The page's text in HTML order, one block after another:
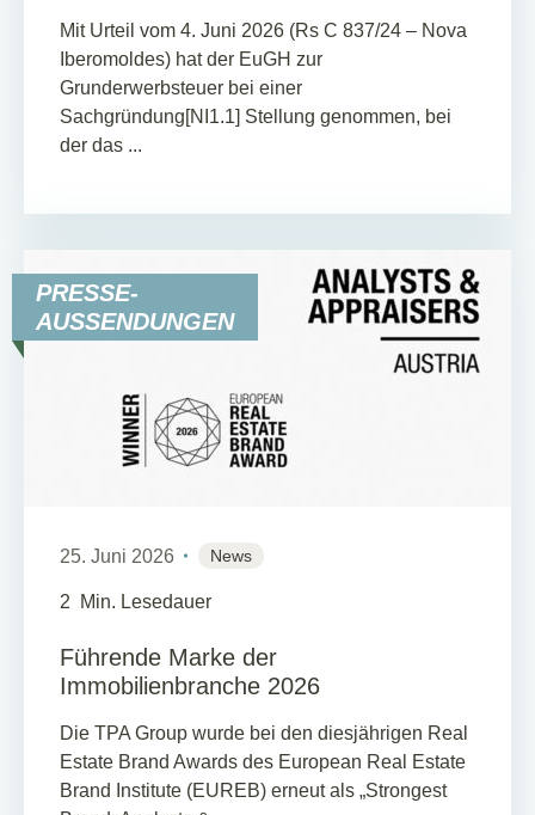
Mit Urteil vom 4. Juni 2026 (Rs C 837/24 – Nova
Iberomoldes) hat der EuGH zur
Grunderwerbsteuer bei einer
Sachgründung[NI1.1] Stellung genommen, bei
der das ...
PRESSE-
AUSSENDUNGEN
25. Juni 2026 News
2 Min. Lesedauer
Führende Marke der
Immobilienbranche 2026
Die TPA Group wurde bei den diesjährigen Real
Estate Brand Awards des European Real Estate
Brand Institute (EUREB) erneut als „Strongest